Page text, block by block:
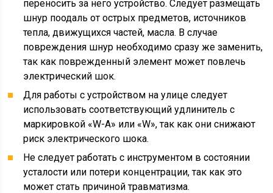
переносить за него устройство. Следует размещать
шнур поодаль от острых предметов, источников
тепла, движущихся частей, масла. В случае
повреждения шнур необходимо сразу же заменить,
так как поврежденный элемент может повлечь
электрический шок.
Для работы с устройством на улице следует
использовать соответствующий удлинитель с
маркировкой «W-A» или «W», так как они снижают
риск электрического шока.
Не следует работать с инструментом в состоянии
усталости или потери концентрации, так как это
может стать причиной травматизма.